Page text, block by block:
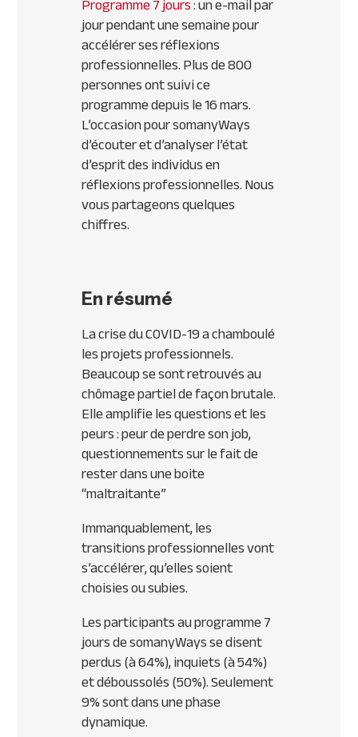
jour pendant une semaine pour
accélérer ses réflexions
professionnelles. Plus de 800
personnes ont suivi ce
programme depuis le 16 mars.
L’occasion pour somanyWays
d’écouter et d’analyser l’état
d’esprit des individus en
réflexions professionnelles. Nous
vous partageons quelques
chiffres.
En résumé
La crise du COVID-19 a chamboulé
les projets professionnels.
Beaucoup se sont retrouvés au
chômage partiel de façon brutale.
Elle amplifie les questions et les
peurs : peur de perdre son job,
questionnements sur le fait de
rester dans une boite
“maltraitante”
Immanquablement, les
transitions professionnelles vont
s’accélérer, qu’elles soient
choisies ou subies.
Les participants au programme 7
jours de somanyWays se disent
perdus (à 64%), inquiets (à 54%)
et déboussolés (50%). Seulement
9% sont dans une phase
dynamique.